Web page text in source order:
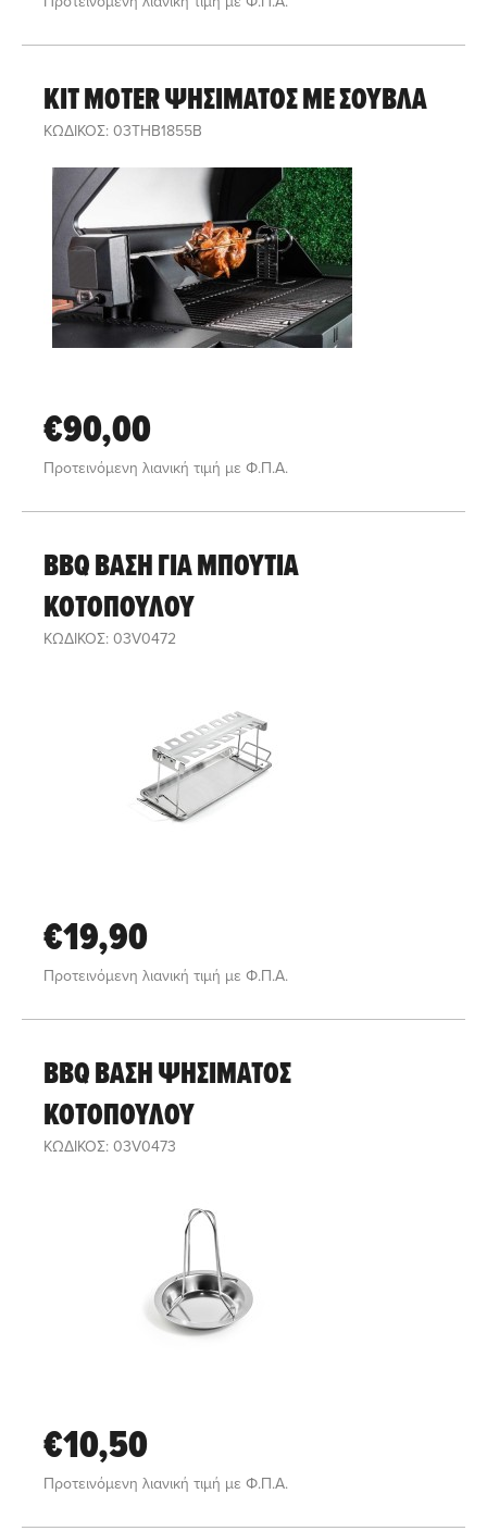
KIT MOTER ΨΗΣΙΜΑΤΟΣ ΜΕ ΣΟΥΒΛΑ
ΚΩΔΙΚΟΣ: 03THB1855B
€90,00
Προτεινόμενη λιανική τιμή με Φ.Π.Α.
BBQ ΒΑΣΗ ΓΙΑ ΜΠΟΥΤΙΑ
ΚΟΤΟΠΟΥΛΟΥ
ΚΩΔΙΚΟΣ: 03V0472
€19,90
Προτεινόμενη λιανική τιμή με Φ.Π.Α.
BBQ ΒΑΣΗ ΨΗΣΙΜΑΤΟΣ
ΚΟΤΟΠΟΥΛΟΥ
ΚΩΔΙΚΟΣ: 03V0473
€10,50
Προτεινόμενη λιανική τιμή με Φ.Π.Α.